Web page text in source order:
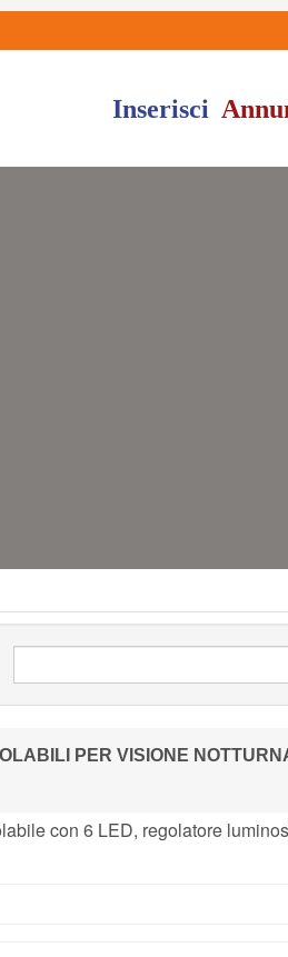
Inserisci
PER VISIONE
con 6 LED, regolatore